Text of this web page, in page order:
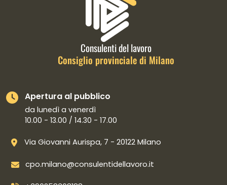
Consulenti del lavoro
Consiglio provinciale di Milano
Apertura al pubblico
da lunedì a venerdì
10.00 - 13.00 / 14.30 - 17.00
Via Giovanni Aurispa, 7 - 20122 Milano
cpo.milano@consulentidellavoro.it